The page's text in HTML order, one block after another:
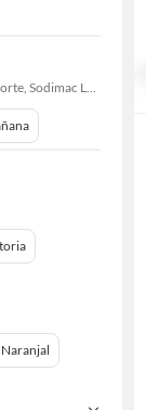
Sodimac Lima Centro, Sodimac Plaza Norte, Sodimac La Victoria, Sodimac San Miguel, Sodimac S. J. Lurigancho, Sodimac Primavera, Sodimac Chacarilla, Sodimac Av. La Molina, Sodimac Colonial, Maestro Barrios Altos, Sodimac Naranjal
Naranjal